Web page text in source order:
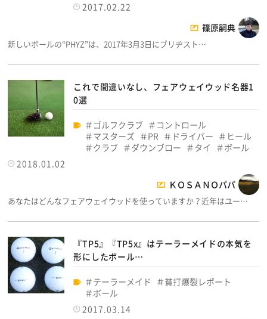
2017.02.22
篠原嗣典
新しいボールの“PHYZ”は、2017年3月3日にブリヂスト…
これで間違いなし、フェアウェイウッド名器1
0選
ゴルフクラブ
コントロール
マスターズ
PR ドライバー
ヒール
クラブ
ダウンブロー タイ
ボール
2018.01.02
ＫＯＳＡＮＯパパ
あなたはどんなフェアウェイウッドを使っていますか？近年はユー…
『TP5』『TP5x』はテーラーメイドの本気を
形にしたボール…
テーラーメイド
貧打爆裂レポート
ボール
2017.03.14